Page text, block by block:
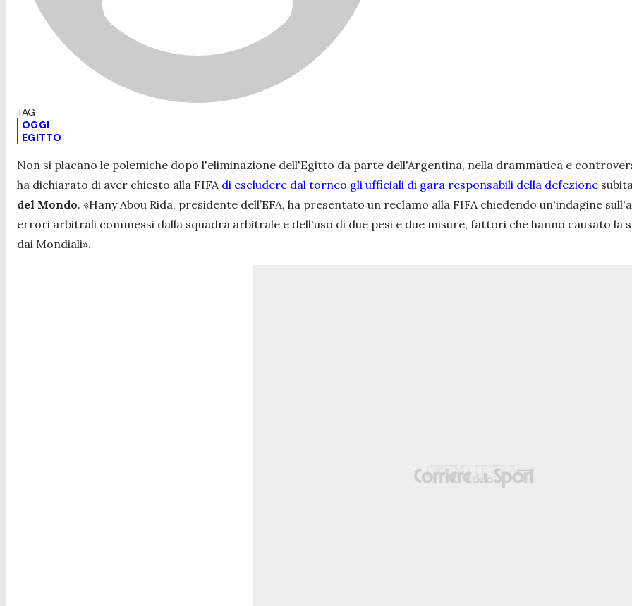
OGGI
EGITTO
Non si placano le polemiche dopo l'eliminazione dell'Egitto da parte dell'Argentina, nella drammatica e
ha dichiarato di aver chiesto alla FIFA di escludere dal torneo gli ufficiali di gara responsabili della defezione
del Mondo. «Hany Abou Rida, presidente dell’EFA, ha presentato un reclamo alla FIFA chiedendo un'indagine
errori arbitrali commessi dalla squadra arbitrale e dell'uso di due pesi e due misure, fattori che hanno causato la
dai Mondiali».